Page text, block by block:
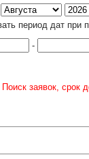
период дат при
-
заявок, срок